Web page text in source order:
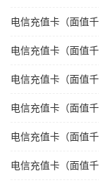
电信充值卡（面值
电信充值卡（面值
电信充值卡（面值
电信充值卡（面值
电信充值卡（面值
电信充值卡（面值